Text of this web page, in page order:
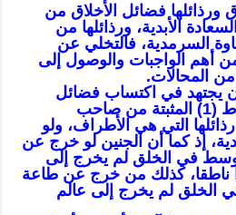
فضائل الأخلاق من
الأبدية، ورذائلها من
السرمدية، فالتخلي عن
من أهم الواجبات والوصول إلى
من المحالات.
في اكتساب فضائل
الأخلاق التي هي الأوساط (1) المثبتة من صاحب
التي هي الأطراف، ولو
إذ كما أن الجنين لو خرج عن
في الخلق لم يخرج إلى
ناطقا، كذلك من خرج عن طاعة
الخلق لم يخرج إلى عالم